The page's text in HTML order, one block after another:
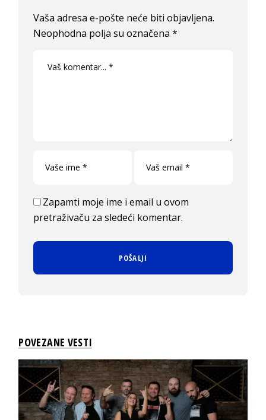
Vaša adresa e-pošte neće biti objavljena.
Neophodna polja su označena*
Zapamti moje ime i email u ovom
pretraživaču za sledeći komentar.
POVEZANE VESTI